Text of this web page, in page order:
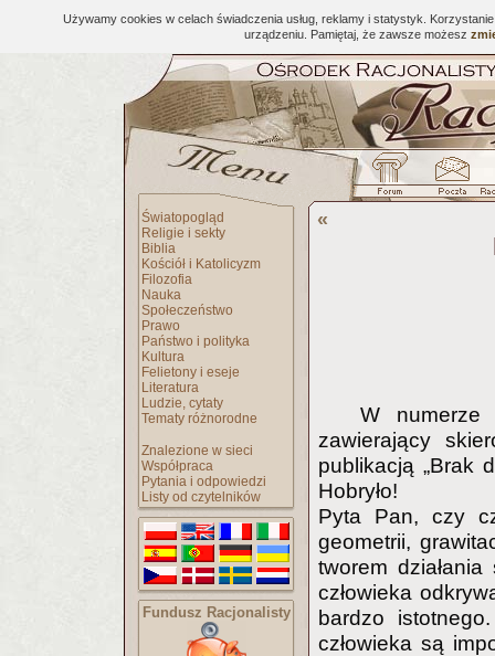
Używamy cookies w celach świadczenia usług, reklamy i statystyk.
urządzeniu. Pamiętaj, że zawsze możesz
Światopogląd
Religie i sekty
Biblia
Kościół i Katolicyzm
Filozofia
Nauka
Społeczeństwo
Prawo
Państwo i polityka
Kultura
Felietony i eseje
Literatura
Ludzie, cytaty
Tematy różnorodne
Znalezione w sieci
Współpraca
Pytania i odpowiedzi
Listy od czytelników
Fundusz Racjonalisty
«
W numerze
zawierający
publikacją „Brak
Hobryło!
Pyta Pan, czy
geometrii,
tworem
człowieka
bardzo
człowieka są